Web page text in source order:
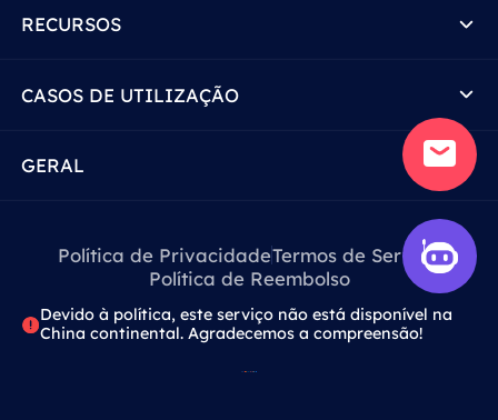
RECURSOS
CASOS DE UTILIZAÇÃO
GERAL
Política de PrivacidadeTermos de Serviço
Política de Reembolso
Devido à política, este serviço não está disponível na
China continental. Agradecemos a compreensão!